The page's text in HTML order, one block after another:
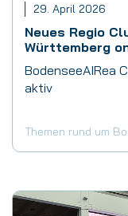
29. April 2026
Neues Regio
Württemberg
BodenseeAIRea
aktiv
Themen rund um